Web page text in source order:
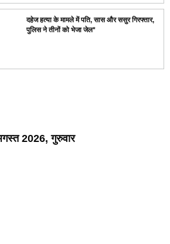
दहेज हत्या के मामले में पति, सास और ससुर गिरफ्तार,
पुलिस ने तीनों को भेजा जेल*
2026, गुरुवार